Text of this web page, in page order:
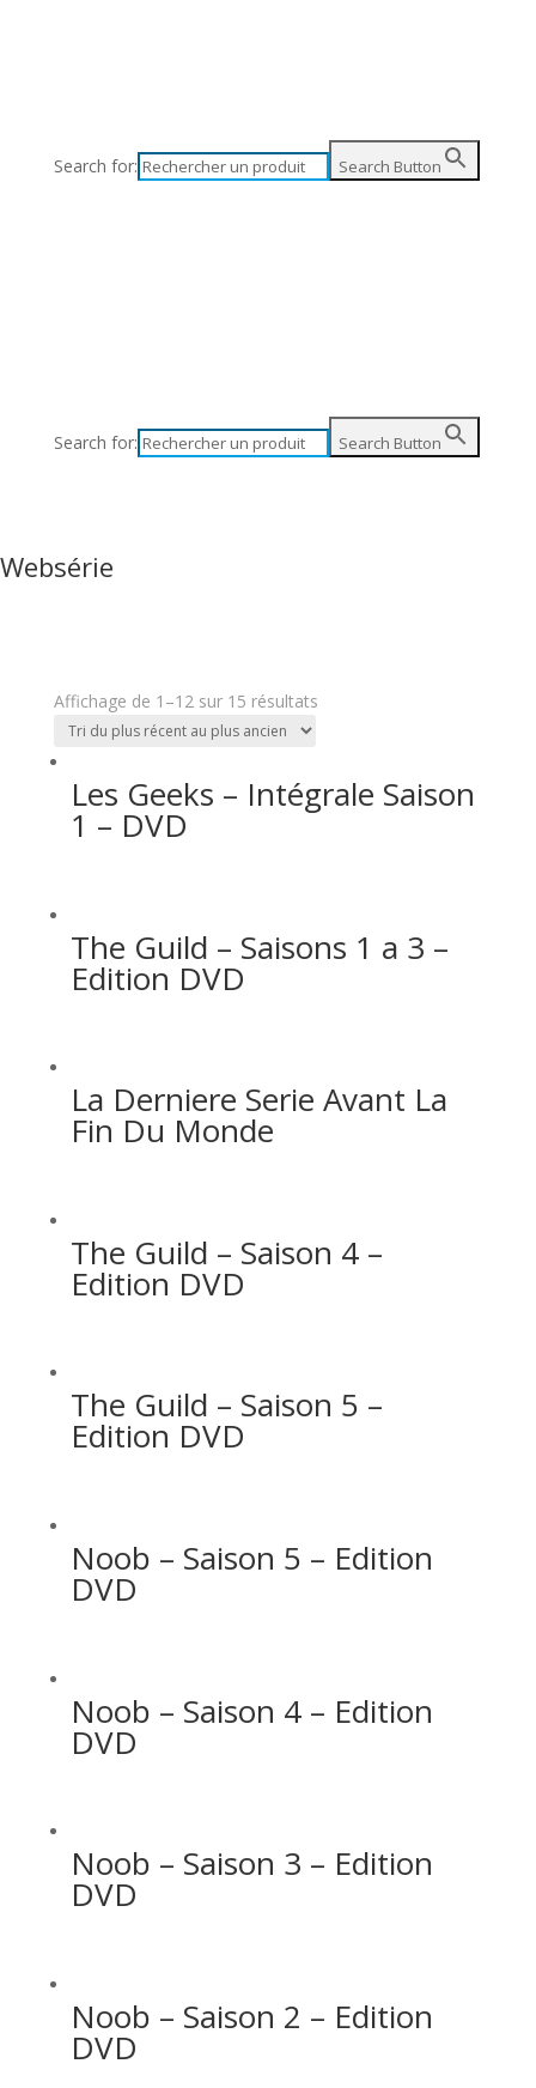
Search for: Search Button
Search for: Search Button
Websérie
Affichage de 1–12 sur 15 résultats
Les Geeks – Intégrale Saison
1 – DVD
The Guild – Saisons 1 a 3 –
Edition DVD
La Derniere Serie Avant La
Fin Du Monde
The Guild – Saison 4 –
Edition DVD
The Guild – Saison 5 –
Edition DVD
Noob – Saison 5 – Edition
DVD
Noob – Saison 4 – Edition
DVD
Noob – Saison 3 – Edition
DVD
Noob – Saison 2 – Edition
DVD